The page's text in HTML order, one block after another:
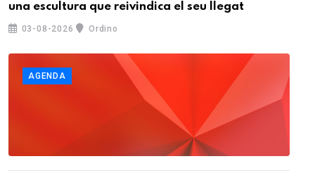
una escultura que reivindica el seu llegat
03-08-2026 Ordino
AGENDA